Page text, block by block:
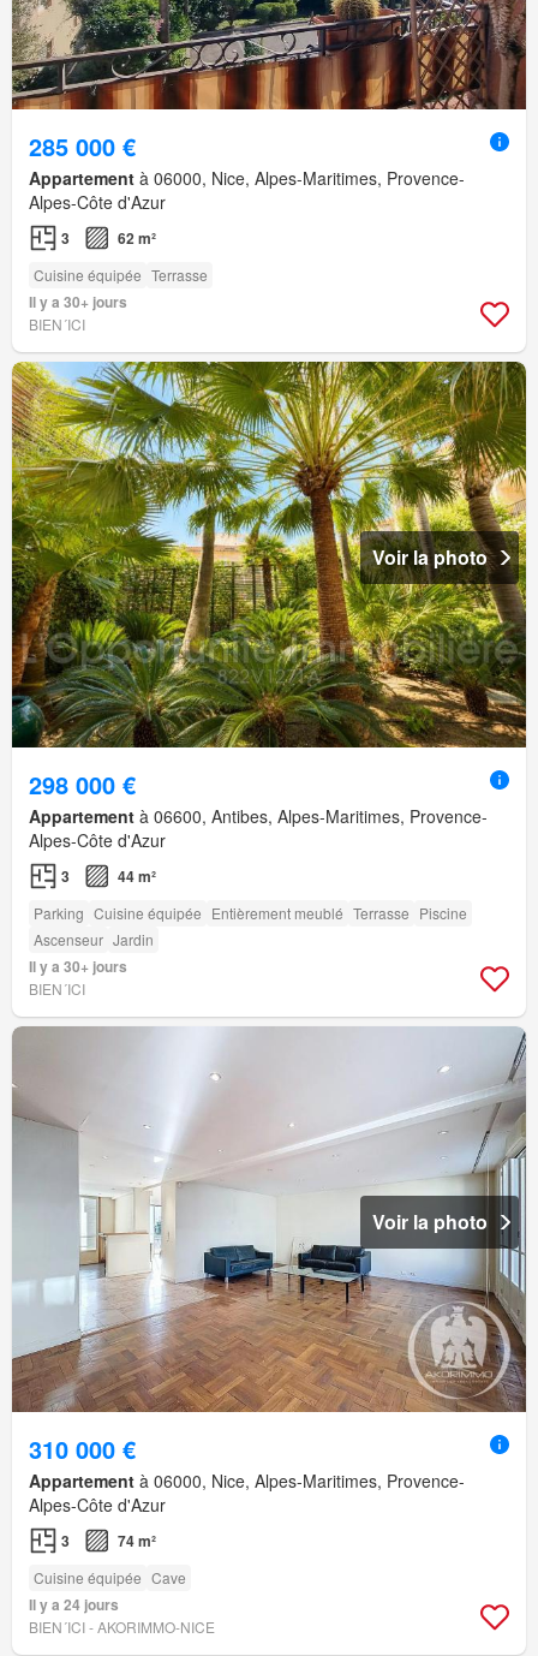
285 000 €
Appartement à 06000, Nice, Alpes-Maritimes, Provence-
Alpes-Côte d'Azur
3 62 m²
Cuisine équipée Terrasse
Il y a 30+ jours
BIEN´ICI
Voir la photo
298 000 €
Appartement à 06600, Antibes, Alpes-Maritimes, Provence-
Alpes-Côte d'Azur
3 44 m²
Parking Cuisine équipée Entièrement meublé Terrasse Piscine
Ascenseur Jardin
Il y a 30+ jours
BIEN´ICI
Voir la photo
310 000 €
Appartement à 06000, Nice, Alpes-Maritimes, Provence-
Alpes-Côte d'Azur
3 74 m²
Cuisine équipée Cave
Il y a 24 jours
BIEN´ICI - AKORIMMO-NICE